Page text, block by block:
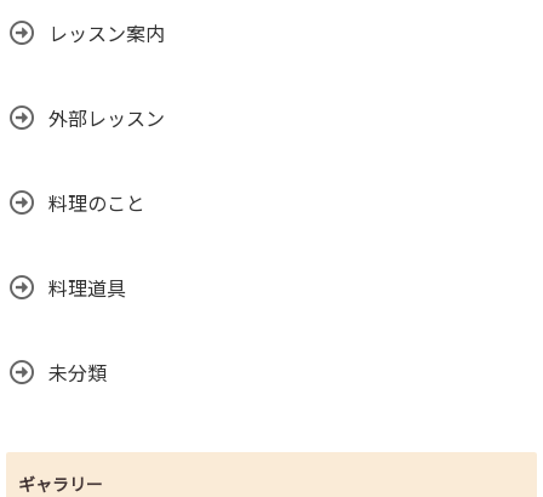
レッスン案内
外部レッスン
料理のこと
料理道具
未分類
ギャラリー